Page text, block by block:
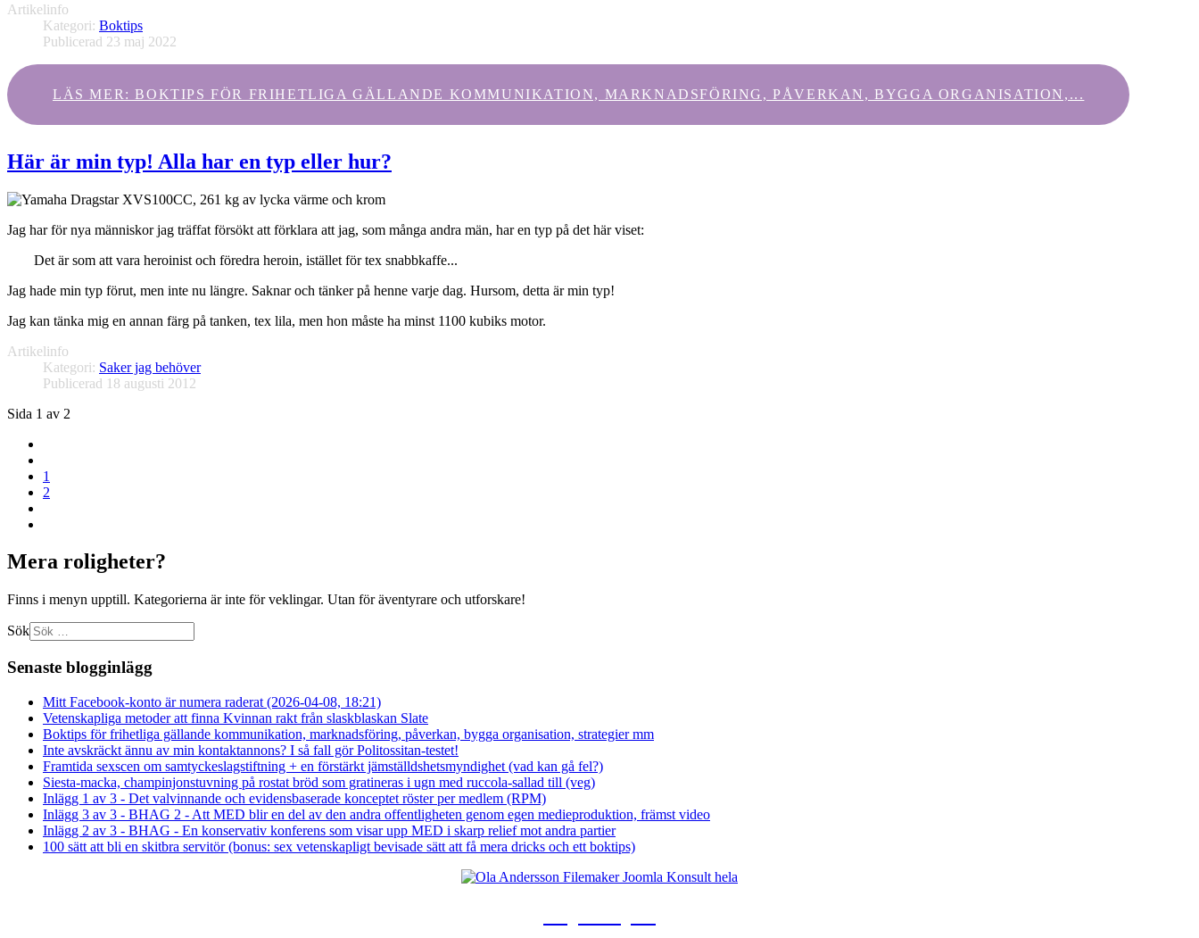
Artikelinfo
Kategori: Boktips
Publicerad 23 maj 2022
LÄS MER: BOKTIPS FÖR FRIHETLIGA GÄLLANDE KOMMUNIKATION, MARKNADSFÖRING, PÅVERKAN, BYGGA ORGANISATION,...
Här är min typ! Alla har en typ eller hur?
Jag har för nya människor jag träffat försökt att förklara att jag, som många andra män, har en typ på det här viset:
Det är som att vara heroinist och föredra heroin, istället för tex snabbkaffe...
Jag hade min typ förut, men inte nu längre. Saknar och tänker på henne varje dag. Hursom, detta är min typ!
Jag kan tänka mig en annan färg på tanken, tex lila, men hon måste ha minst 1100 kubiks motor.
Artikelinfo
Kategori: Saker jag behöver
Publicerad 18 augusti 2012
Sida 1 av 2
1
2
Mera roligheter?
Finns i menyn upptill. Kategorierna är inte för veklingar. Utan för äventyrare och utforskare!
Sök
Senaste blogginlägg
Mitt Facebook-konto är numera raderat (2026-04-08, 18:21)
Vetenskapliga metoder att finna Kvinnan rakt från slaskblaskan Slate
Boktips för frihetliga gällande kommunikation, marknadsföring, påverkan, bygga organisation, strategier mm
Inte avskräckt ännu av min kontaktannons? I så fall gör Politossitan-testet!
Framtida sexscen om samtyckeslagstiftning + en förstärkt jämställdshetsmyndighet (vad kan gå fel?)
Siesta-macka, champinjonstuvning på rostat bröd som gratineras i ugn med ruccola-sallad till (veg)
Inlägg 1 av 3 - Det valvinnande och evidensbaserade konceptet röster per medlem (RPM)
Inlägg 3 av 3 - BHAG 2 - Att MED blir en del av den andra offentligheten genom egen medieproduktion, främst video
Inlägg 2 av 3 - BHAG - En konservativ konferens som visar upp MED i skarp relief mot andra partier
100 sätt att bli en skitbra servitör (bonus: sex vetenskapligt bevisade sätt att få mera dricks och ett boktips)